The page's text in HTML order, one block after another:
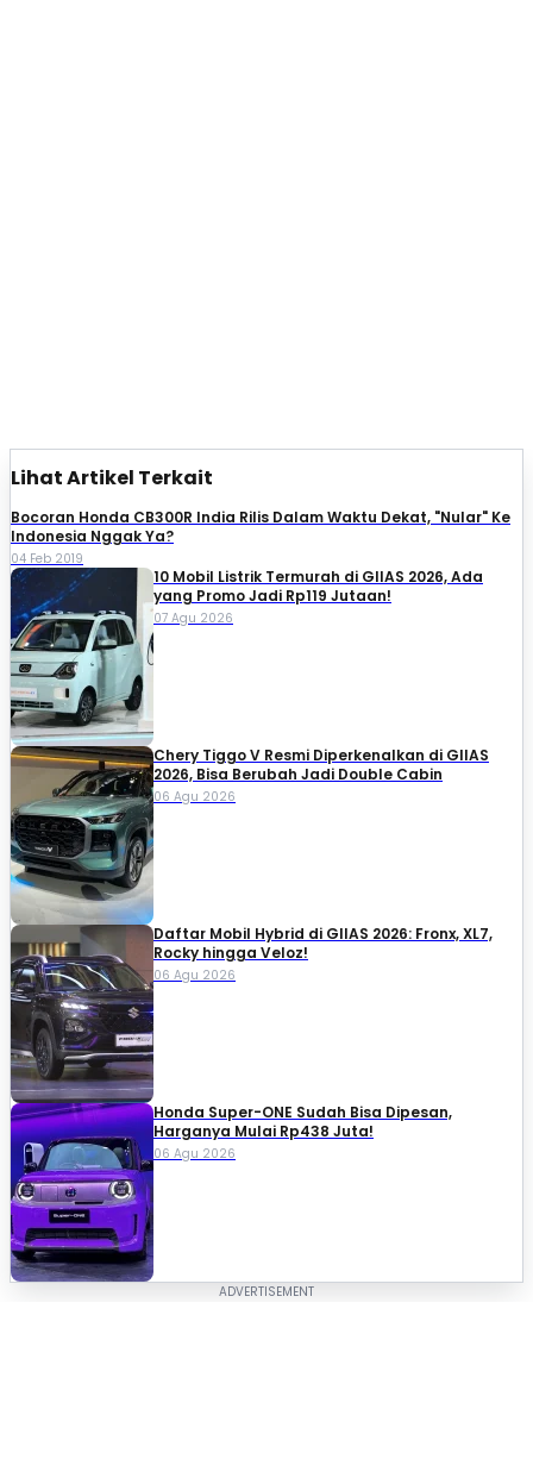
Lihat Artikel Terkait
Bocoran Honda CB300R India Rilis Dalam Waktu Dekat, "Nular" Ke
Indonesia Nggak Ya?
04 Feb 2019
10 Mobil Listrik Termurah di GIIAS 2026, Ada
yang Promo Jadi Rp119 Jutaan!
07 Agu 2026
Chery Tiggo V Resmi Diperkenalkan di GIIAS
2026, Bisa Berubah Jadi Double Cabin
06 Agu 2026
Daftar Mobil Hybrid di GIIAS 2026: Fronx, XL7,
Rocky hingga Veloz!
06 Agu 2026
Honda Super-ONE Sudah Bisa Dipesan,
Harganya Mulai Rp438 Juta!
06 Agu 2026